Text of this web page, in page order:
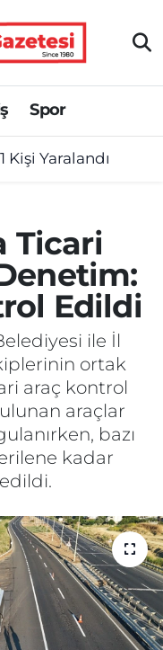
Spor
Kişi Yaralandı
Ticari
Edildi
ile İl
ortak
araç kontrol
araçlar
bazı
kadar
Haritası
ve Fikstür